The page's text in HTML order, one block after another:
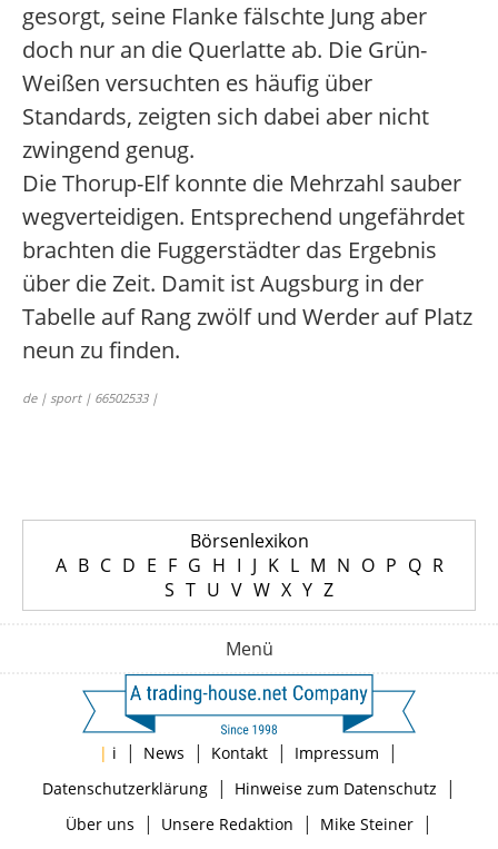
gesorgt, seine Flanke fälschte Jung aber
doch nur an die Querlatte ab. Die Grün-
Weißen versuchten es häufig über
Standards, zeigten sich dabei aber nicht
zwingend genug.
Die Thorup-Elf konnte die Mehrzahl sauber
wegverteidigen. Entsprechend ungefährdet
brachten die Fuggerstädter das Ergebnis
über die Zeit. Damit ist Augsburg in der
Tabelle auf Rang zwölf und Werder auf Platz
neun zu finden.
de | sport | 66502533 |
Börsenlexikon
A B C D E F G H I J K L M N O P Q R
S T U V W X Y Z
Menü
| i | News | Kontakt | Impressum |
Datenschutzerklärung| Hinweise zum Datenschutz |
Über uns | Unsere Redaktion | Mike Steiner|